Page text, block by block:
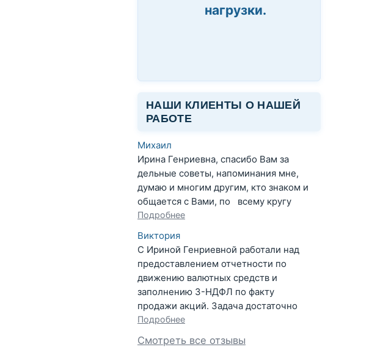
нагрузки.
НАШИ КЛИЕНТЫ О НАШЕЙ
РАБОТЕ
Михаил
Ирина Генриевна, спасибо Вам за
дельные советы, напоминания мне,
думаю и многим другим, кто знаком и
общается с Вами, по всему кругу
Подробнее
Виктория
С Ириной Генриевной работали над
предоставлением отчетности по
движению валютных средств и
заполнению 3-НДФЛ по факту
продажи акций. Задача достаточно
Подробнее
Смотреть все отзывы